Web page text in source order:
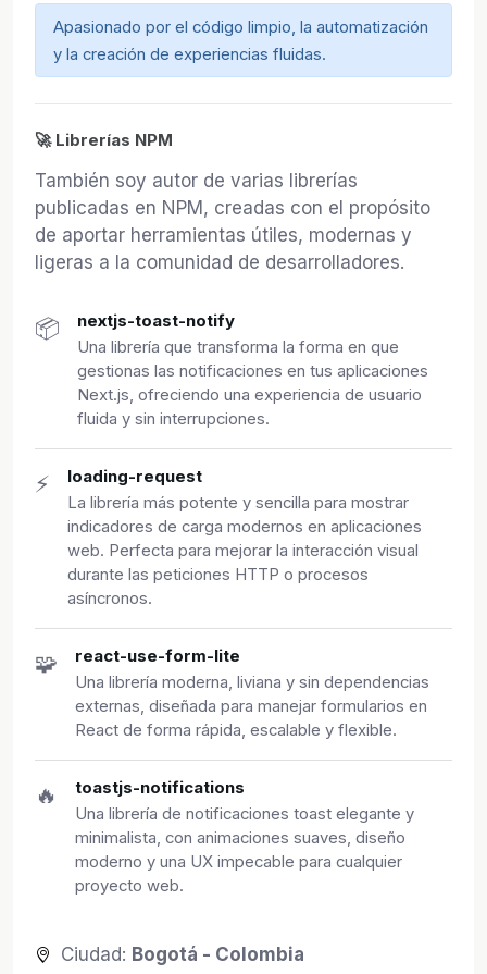
Apasionado por el código limpio, la automatización
y la creación de experiencias fluidas.
🚀 Librerías NPM
También soy autor de varias librerías
publicadas en NPM, creadas con el propósito
de aportar herramientas útiles, modernas y
ligeras a la comunidad de desarrolladores.
📦 nextjs-toast-notify
Una librería que transforma la forma en que
gestionas las notificaciones en tus aplicaciones
Next.js, ofreciendo una experiencia de usuario
fluida y sin interrupciones.
⚡ loading-request
La librería más potente y sencilla para mostrar
indicadores de carga modernos en aplicaciones
web. Perfecta para mejorar la interacción visual
durante las peticiones HTTP o procesos
asíncronos.
🧩 react-use-form-lite
Una librería moderna, liviana y sin dependencias
externas, diseñada para manejar formularios en
React de forma rápida, escalable y flexible.
🔥 toastjs-notifications
Una librería de notificaciones toast elegante y
minimalista, con animaciones suaves, diseño
moderno y una UX impecable para cualquier
proyecto web.
Ciudad: Bogotá - Colombia